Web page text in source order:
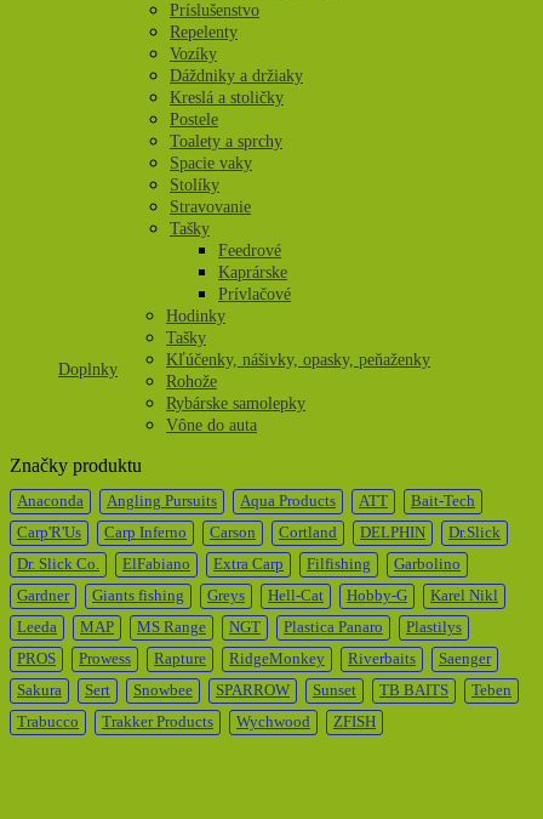
Príslušenstvo
Repelenty
Vozíky
Dáždniky a držiaky
Kreslá a stoličky
Postele
Toalety a sprchy
Spacie vaky
Stolíky
Stravovanie
Tašky
Feedrové
Kaprárske
Prívlačové
Doplnky
Hodinky
Tašky
Kľúčenky, nášivky, opasky, peňaženky
Rohože
Rybárske samolepky
Vône do auta
Značky produktu
Anaconda Angling Pursuits Aqua Products ATT
Bait-Tech
Carp'R'Us
Carp Inferno Carson Cortland DELPHIN
Dr.Slick
Dr. Slick Co.
ElFabiano Extra Carp Filfishing
Garbolino
Gardner
Giants fishing Greys Hell-Cat Hobby-G
Karel Nikl
Leeda
MAP MS Range NGT Plastica Panaro
Plastilys
PROS
Prowess Rapture RidgeMonkey Riverbaits
Saenger
Sakura
Sert Snowbee SPARROW Sunset TB BAITS
Teben
Trabucco
Trakker Products Wychwood ZFISH